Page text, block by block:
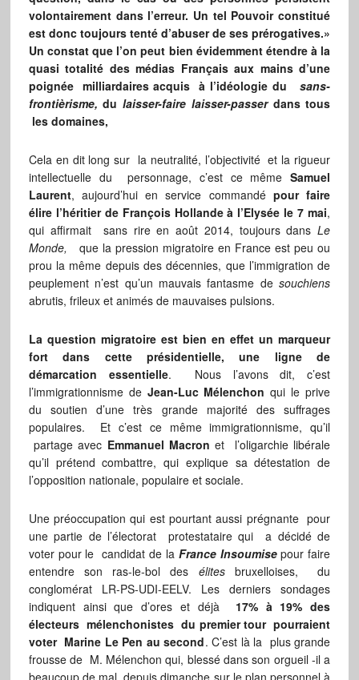
volontairement dans l’erreur. Un tel Pouvoir constitué
est donc toujours tenté d’abuser de ses prérogatives.»
Un constat que l’on peut bien évidemment étendre à la
quasi totalité des médias Français aux mains d’une
poignée milliardaires acquis à l’idéologie dusans-
frontièrisme, dulaisser-faire laisser-passerdans tous
les domaines,
Cela en dit long sur la neutralité, l’objectivité et la rigueur
intellectuelle du personnage, c’est ce mêmeSamuel
Laurent, aujourd’hui en service commandé pour faire
élire l’héritier de François Hollande à l’Elysée le 7 mai,
qui affirmait sans rire en août 2014, toujours dansLe
Monde,
que la pression migratoire en France est peu ou
prou la même depuis des décennies, que l’immigration de
peuplement n’est qu’un mauvais fantasme desouchiens
abrutis, frileux et animés de mauvaises pulsions.
La question migratoire est bien en effet un marqueur
fort dans cette présidentielle, une ligne de
démarcation essentielle. Nous l’avons dit, c’est
l’immigrationnisme de Jean-Luc Mélenchon qui le prive
du soutien d’une très grande majorité des suffrages
populaires. Et c’est ce même immigrationnisme, qu’il
partage avec Emmanuel Macron et l’oligarchie libérale
qu’il prétend combattre, qui explique sa détestation de
l’opposition nationale, populaire et sociale.
Une préoccupation qui est pourtant aussi prégnante pour
une partie de l’électorat protestataire qui a décidé de
voter pour le candidat de la France Insoumisepour faire
entendre son ras-le-bol des élitesbruxelloises, du
conglomérat LR-PS-UDI-EELV. Les derniers sondages
indiquent ainsi que d’ores et déjà 17% à 19% des
électeurs mélenchonistes du premier tour pourraient
voter Marine Le Pen au second. C’est là la plus grande
frousse de M. Mélenchon qui, blessé dans son orgueil -il a